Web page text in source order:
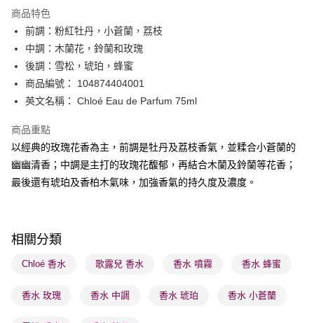
PayMe
WeChat Pay
BoC Pay
順豐自助櫃 - 確認發貨後1-3個工作天送達
每筆HK$65.00，滿HK$300.00或以上免運費
順豐站及營業點 - 確認發貨後1-3個工作天送達
物流公司進行物流配送
每筆HK$65.00，滿HK$300.00或以上免運費
(香港門市) 只顯示可選門市。確認發貨後2-5個工作天到店，3天內
商品特色
前調：粉紅牡丹，小蒼蘭，荔枝
中調：木蘭花，鈴蘭和玫瑰
後調：雪松，琥珀，蜂蜜
商品編號： 104874404001
英文名稱： Chloé Eau de Parfum 75ml
商品重點
以經典的玫瑰花香為主，前調是牡丹及荔枝香氣，並糅合小蒼蘭的
幽幽清香；中調是主打的玫瑰花馥郁，再結合木蘭及鈴蘭等花香；
最後還有琥珀及香柏木氣味，加強香氣的持久度及濃度。
相關分類
Chloé 香水 歌露兒 香水 香水 噴霧 香水 蜂蜜
香水 玫瑰 香水 中調 香水 琥珀 香水 小蒼蘭